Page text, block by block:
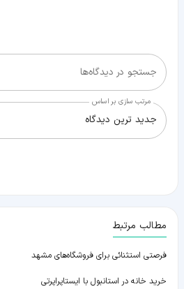
جستجو در دیدگاه‌ها
مرتب سازی بر اساس
جدید ترین دیدگاه
مطالب مرتبط
فرصتی استثنائی برای فروشگاه‌های مشهد
خرید خانه در استانبول با ایستاپراپرتی